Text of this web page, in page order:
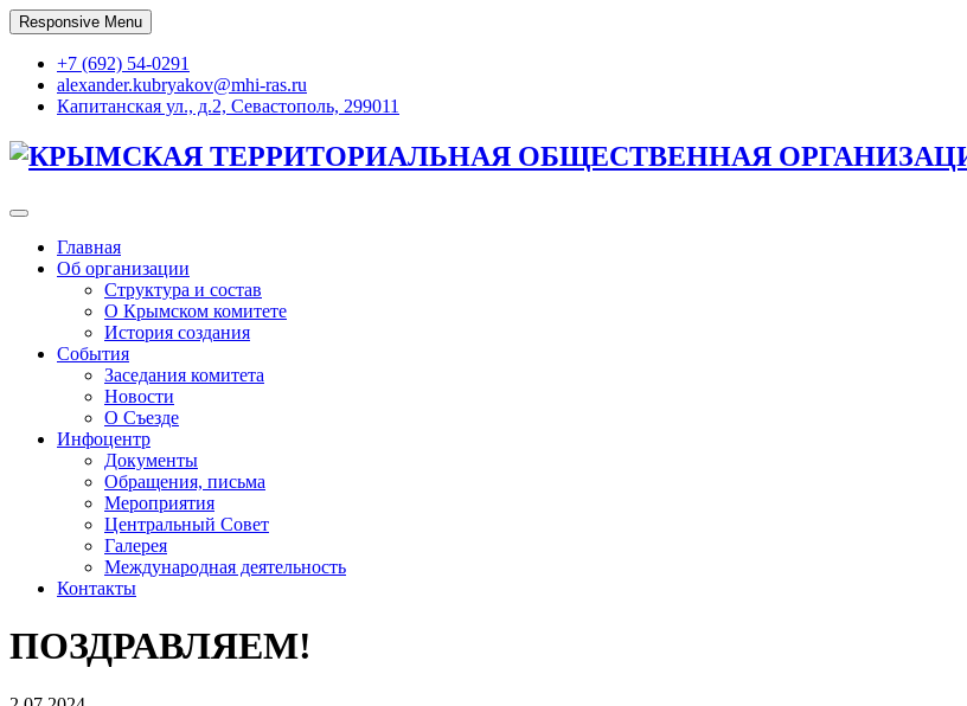
Skip
to
content
Responsive Menu
+7 (692) 54-0291
alexander.kubryakov@mhi-ras.ru
Капитанская ул., д.2, Севастополь, 299011
КРЫМСКАЯ ТЕРРИТОРИАЛЬНАЯ ОБЩЕСТВЕННАЯ
Главная
Об организации
Структура и состав
О Крымском комитете
История создания
События
Заседания комитета
Новости
О Съезде
Инфоцентр
Документы
Обращения, письма
Мероприятия
Центральный Совет
Галерея
Международная деятельность
Контакты
ПОЗДРАВЛЯЕМ!